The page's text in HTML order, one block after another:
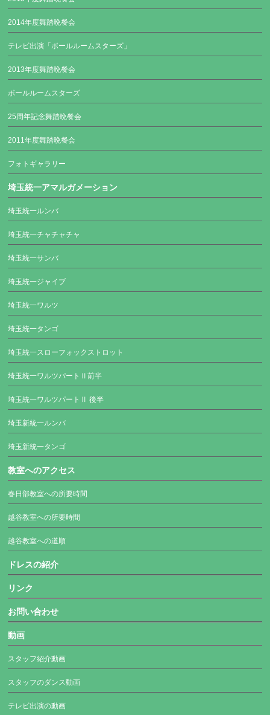
2014年度舞踏晩餐会
テレビ出演「ボールルームスターズ」
2013年度舞踏晩餐会
ボールルームスターズ
25周年記念舞踏晩餐会
2011年度舞踏晩餐会
フォトギャラリー
埼玉統一アマルガメーション
埼玉統一ルンバ
埼玉統一チャチャチャ
埼玉統一サンバ
埼玉統一ジャイブ
埼玉統一ワルツ
埼玉統一タンゴ
埼玉統一スローフォックストロット
埼玉統一ワルツパートⅡ前半
埼玉統一ワルツパートⅡ 後半
埼玉新統一ルンバ
埼玉新統一タンゴ
教室へのアクセス
春日部教室への所要時間
越谷教室への所要時間
越谷教室への道順
ドレスの紹介
リンク
お問い合わせ
動画
スタッフ紹介動画
スタッフのダンス動画
テレビ出演の動画